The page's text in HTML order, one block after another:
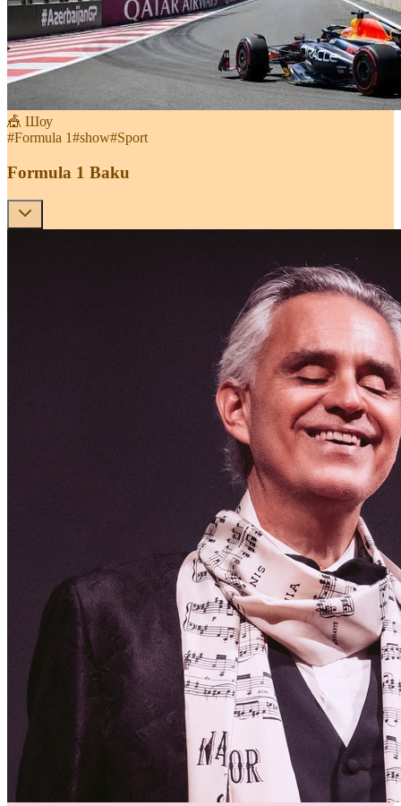
🎪 Шоу
#Formula 1#show#Sport
Formula 1 Baku